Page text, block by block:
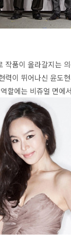
작품이 올라갈지는
력이 뛰어나신 윤도
할에는 비쥬얼 면